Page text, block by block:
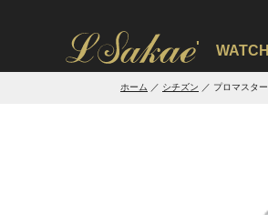
' WATCH
ホーム シチズン プロマスター